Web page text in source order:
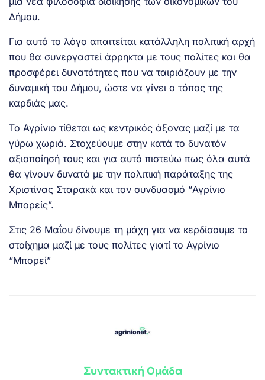
Δήμου.
Για αυτό το λόγο απαιτείται κατάλληλη πολιτική αρχή
που θα συνεργαστεί άρρηκτα με τους πολίτες και θα
προσφέρει δυνατότητες που να ταιριάζουν με την
δυναμική του Δήμου, ώστε να γίνει ο τόπος της
καρδιάς μας.
Το Αγρίνιο τίθεται ως κεντρικός άξονας μαζί με τα
γύρω χωριά. Στοχεύουμε στην κατά το δυνατόν
αξιοποίησή τους και για αυτό πιστεύω πως όλα αυτά
θα γίνουν δυνατά με την πολιτική παράταξης της
Χριστίνας Σταρακά και τον συνδυασμό “Αγρίνιο
Μπορείς”.
Στις 26 Μαΐου δίνουμε τη μάχη για να κερδίσουμε το
στοίχημα μαζί με τους πολίτες γιατί το Αγρίνιο
“Μπορεί”
Συντακτική Ομάδα